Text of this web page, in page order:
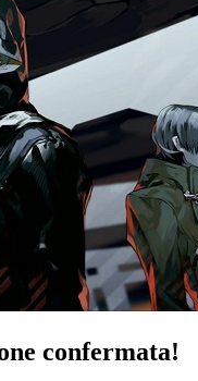
confermata!